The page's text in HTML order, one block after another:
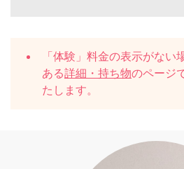
「体験」料金の表示がない
ある詳細・持ち物のページ
たします。